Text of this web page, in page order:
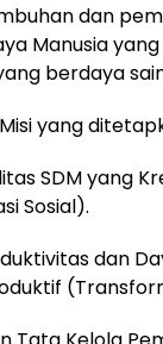
dan
Manusia
berdaya
yang
SDM yang
Sosial).
dan